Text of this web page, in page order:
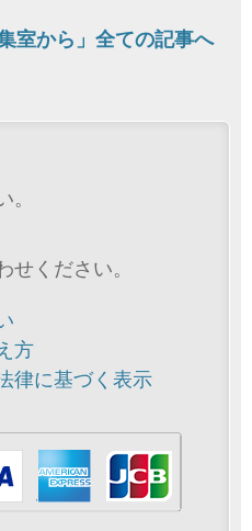
室から」全ての記事へ
。
せください。
方
律に基づく表示